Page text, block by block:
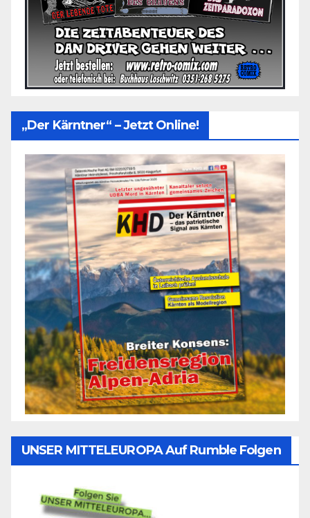
„Der Kärntner“ – Jetzt Online!
UNSER MITTELEUROPA Auf Rumble Folgen